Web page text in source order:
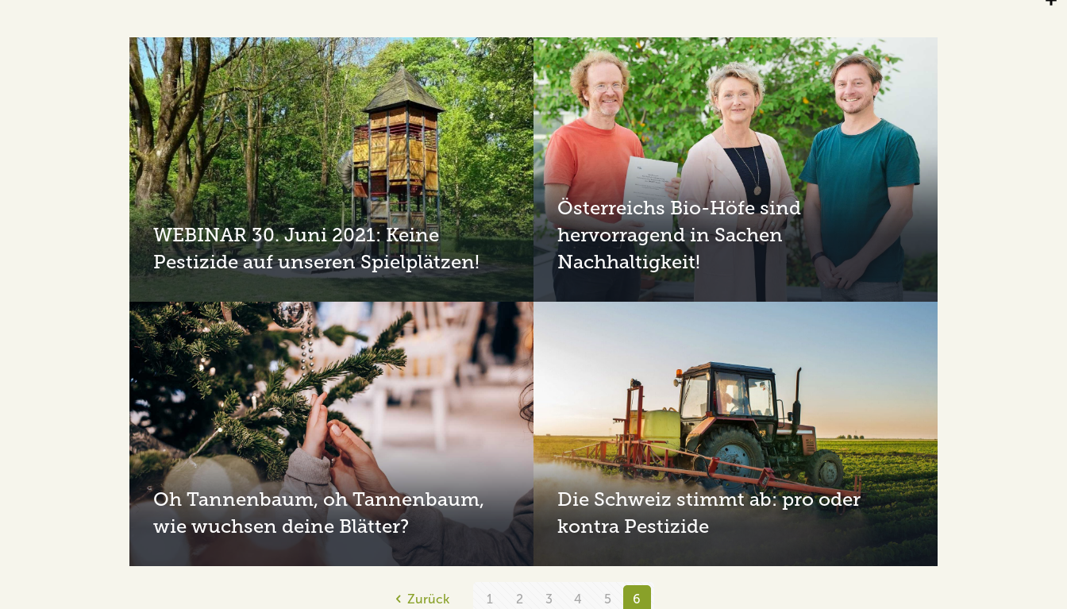
WEBINAR 30. Juni 2021: Keine
Pestizide auf unseren Spielplätzen!
Österreichs Bio-Höfe sind
hervorragend in Sachen
Nachhaltigkeit!
Oh Tannenbaum, oh Tannenbaum,
wie wuchsen deine Blätter?
Die Schweiz stimmt ab: pro oder
kontra Pestizide
Zurück 1 2 3 4 5 6